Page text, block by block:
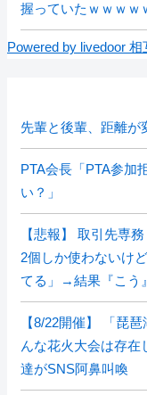
握っていたｗｗｗｗ
Powered by livedoor 相
先輩と後輩、距離が
PTA会長「PTA参加
い？」
【悲報】 取引先専
2個しか使わないけ
てる」→結果『こう
【8/22開催】 「琵
んな花火大会は存
達がSNS阿鼻叫喚